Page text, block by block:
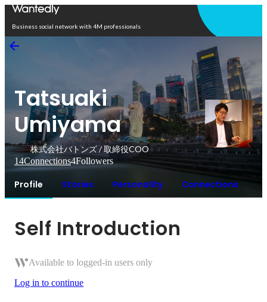
Business social network with 4M professionals
Tatsuaki
Umiyama
株式会社バトンズ / 取締役COO
14Connections4Followers
Profile Stories Personality Connections
Self Introduction
Available to logged-in users only
Log in to continue